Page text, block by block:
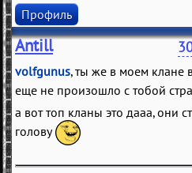
Профиль
Antill
volfgunus, ты же в моем клане
еще не произошло с тобой
а вот топ кланы это дааа, они
голову